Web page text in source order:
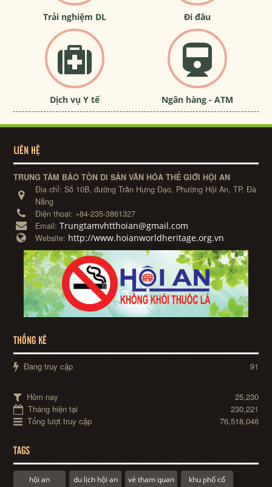
Trải nghiệm DL Đi đâu
Dịch vụ Y tế Ngân hàng - ATM
LIÊN HỆ
TRUNG TÂM BẢO TỒN DI SẢN VĂN HÓA THẾ GIỚI HỘI AN
Địa chỉ:Số 10B, đường Trần Hưng Đạo, Phường Hội An, TP. Đà
Nẵng
Điện thoại: +84-235-3861327
Email:Trungtamvhtthoian@gmail.com
Website: http://www.hoianworldheritage.org.vn
THỐNG KÊ
Đang truy cập 91
Hôm nay
25,230
Tháng hiện tại
230,221
Tổng lượt truy cập
76,518,046
TAGS
hội an du lịch hội an vé tham quan khu phố cổ